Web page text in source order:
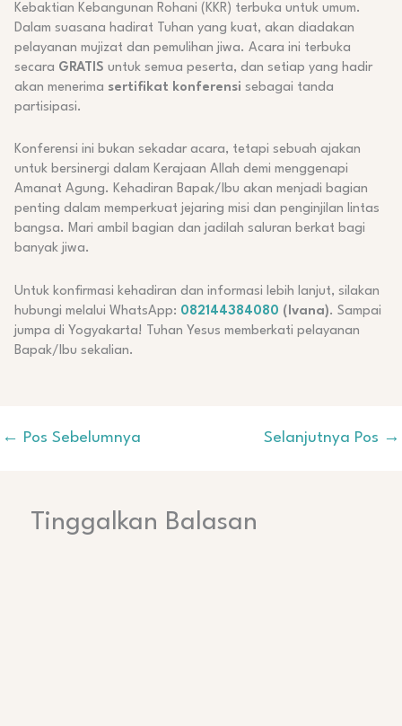
Kebaktian Kebangunan Rohani (KKR) terbuka untuk umum.
Dalam suasana hadirat Tuhan yang kuat, akan diadakan
pelayanan mujizat dan pemulihan jiwa. Acara ini terbuka
secara GRATIS untuk semua peserta, dan setiap yang hadir
akan menerima sertifikat konferensi sebagai tanda
partisipasi.
Konferensi ini bukan sekadar acara, tetapi sebuah ajakan
untuk bersinergi dalam Kerajaan Allah demi menggenapi
Amanat Agung. Kehadiran Bapak/Ibu akan menjadi bagian
penting dalam memperkuat jejaring misi dan penginjilan lintas
bangsa. Mari ambil bagian dan jadilah saluran berkat bagi
banyak jiwa.
Untuk konfirmasi kehadiran dan informasi lebih lanjut, silakan
hubungi melalui WhatsApp: 082144384080 (Ivana). Sampai
jumpa di Yogyakarta! Tuhan Yesus memberkati pelayanan
Bapak/Ibu sekalian.
← Pos Sebelumnya Selanjutnya Pos →
Tinggalkan Balasan